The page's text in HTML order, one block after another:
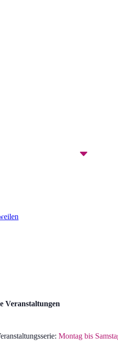
Veranstaltungen
Montag bis